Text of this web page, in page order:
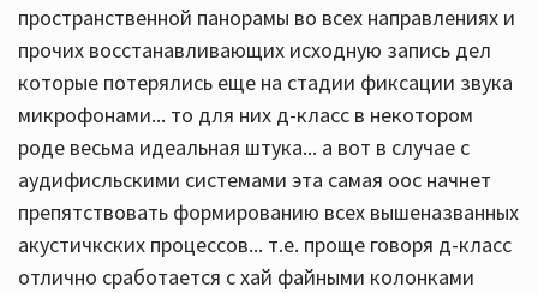
пространственной панорамы во всех направлениях и
прочих восстанавливающих исходную запись дел
которые потерялись еще на стадии фиксации звука
микрофонами... то для них д-класс в некотором
роде весьма идеальная штука... а вот в случае с
аудифисльскими системами эта самая оос начнет
препятствовать формированию всех вышеназванных
акустичкских процессов... т.е. проще говоря д-класс
отлично сработается с хай файными колонками